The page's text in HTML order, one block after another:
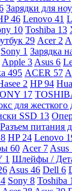
Зарядки для
46 Lenovo 41
10 Toshiba 13
29 Acer 2
Sony 1 Зарядка
Apple 3 Asus 6
495 ACER 57
2 HP94
17
для жесткого
SSD 13
Разъем питания
8 HP 24 Lenovo
60 Acer 7 Asus
1 Шлейфы /
Asus 46 Dell 6
Sony 8 Toshiba